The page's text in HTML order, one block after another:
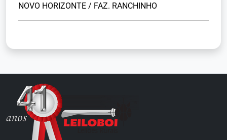
NOVO HORIZONTE / FAZ. RANCHINHO